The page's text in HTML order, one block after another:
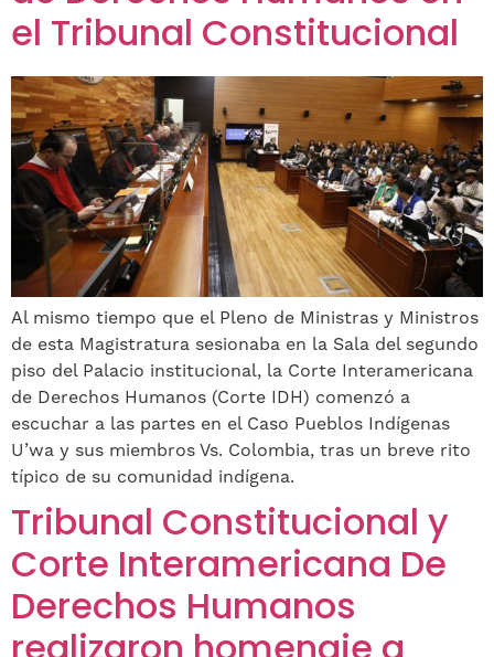
el Tribunal Constitucional
Al mismo tiempo que el Pleno de Ministras y Ministros
de esta Magistratura sesionaba en la Sala del segundo
piso del Palacio institucional, la Corte Interamericana
de Derechos Humanos (Corte IDH) comenzó a
escuchar a las partes en el Caso Pueblos Indígenas
U’wa y sus miembros Vs. Colombia, tras un breve rito
típico de su comunidad indígena.
Tribunal Constitucional y
Corte Interamericana De
Derechos Humanos